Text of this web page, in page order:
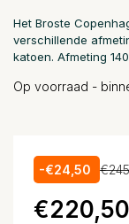
Het Broste
verschillende
katoen. Afmeting
Op voorraad -
-€24,50
€220,50